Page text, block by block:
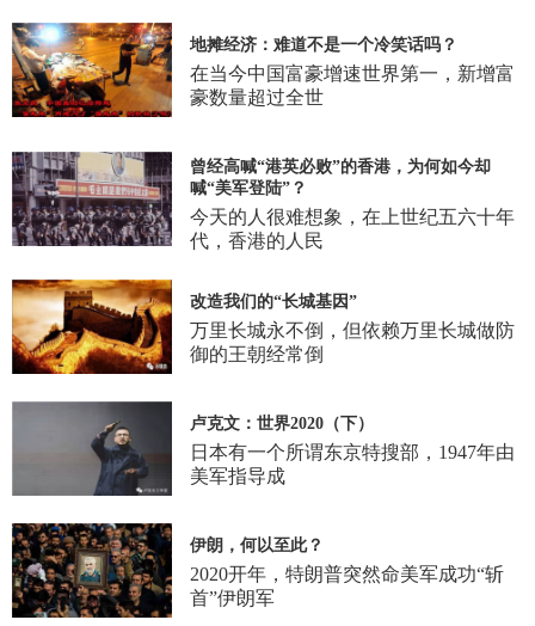
地摊经济：难道不是一个冷笑话吗？
在当今中国富豪增速世界第一，新增富
豪数量超过全世
曾经高喊“港英必败”的香港，为何如今却
喊“美军登陆”？
今天的人很难想象，在上世纪五六十年
代，香港的人民
改造我们的“长城基因”
万里长城永不倒，但依赖万里长城做防
御的王朝经常倒
卢克文：世界2020（下）
日本有一个所谓东京特搜部，1947年由
美军指导成
伊朗，何以至此？
2020开年，特朗普突然命美军成功“斩
首”伊朗军